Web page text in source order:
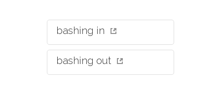
bashing in
bashing out